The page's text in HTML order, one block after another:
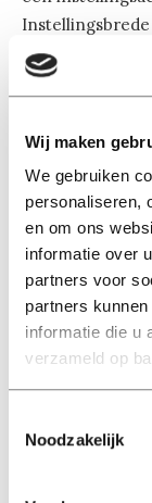
Wij maken
We gebruiken
personaliseren,
en om ons
informatie over
partners voor
partners
informatie die u
verzameld op
Noodzakelijk
Universiteiten
de NVAO nog
Opleidingen
af,
zeggen.”
Het probleem
de
bewijzen
gegevens, in
Meer hoeven
Ook zou er
regeldruk. Van
hoeft bij de